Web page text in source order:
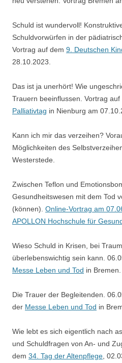
Schuld ist wundervoll!
Schuldvorwürfen in der
Vortrag auf dem 9. Deutschen
28.10.2023.
Das ist ja unerhört! Wie
Trauern beeinflussen. Vortrag auf
Palliativtag in Nienburg am
Kann ich mir das verzeihen?
Möglichkeiten des
Westerstede.
Zwischen Teflon und
Gesundheitswesen mit dem Tod
(können). Online-Vortrag am
APOLLON Hochschule für
Wieso Schuld in Krisen, bei
überlebenswichtig sein kann.
Messe Leben und Tod in Bremen.
Die Trauer der Begleitenden.
der Messe Leben und Tod in
Wie lebt es sich eigentlich nach
und Schuldfragen von An- und
dem 34. Tag der Altenpflege ,